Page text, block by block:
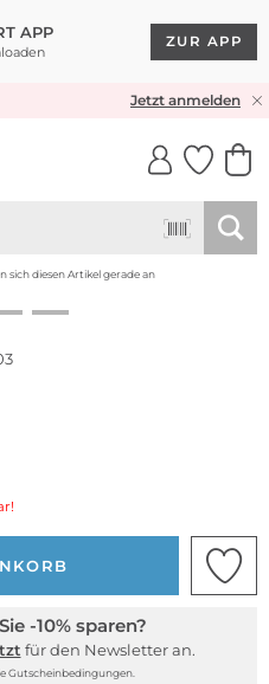
APP
ZUR APP
& RÜCKVERSANDJetzt anmelden
sich diesen Artikel gerade an
-10% sparen?
für den Newsletter an.
Gutscheinbedingungen.